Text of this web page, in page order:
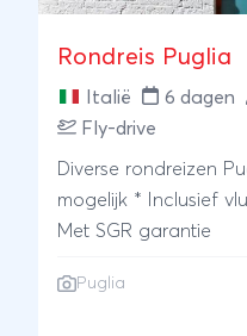
Rondreis Puglia
Italië 6 dagen
Fly-drive
Diverse rondreizen
mogelijk * Inclusief
Met SGR garantie
Puglia